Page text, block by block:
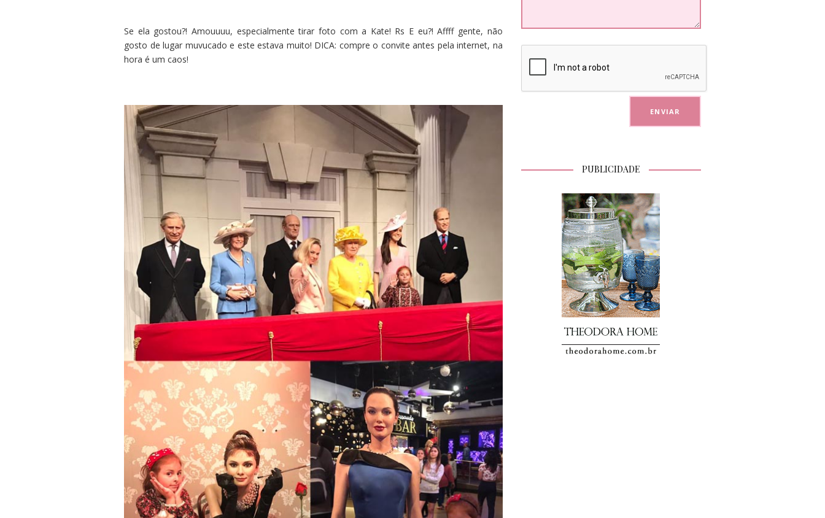
Se ela gostou?! Amouuuu, especialmente tirar foto com a Kate! Rs E eu?! Affff gente, não
gosto de lugar muvucado e este estava muito! DICA: compre o convite antes pela internet, na
hora é um caos!
PUBLICIDADE